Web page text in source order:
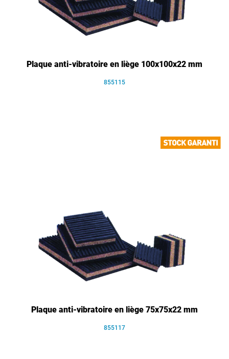
Plaque anti-vibratoire en liège 100x100x22 mm
855115
Plaque anti-vibratoire en liège 75x75x22 mm
855117